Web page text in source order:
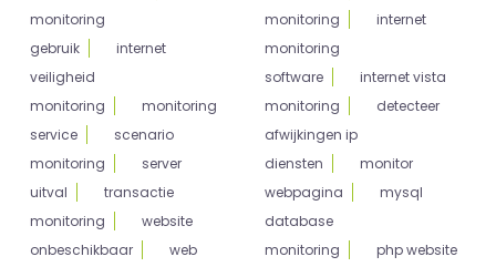
monitoring
gebruik
internet
veiligheid
monitoring
monitoring
service
scenario
monitoring
server
uitval
transactie
monitoring
website
onbeschikbaar
web
monitoring
internet
monitoring
software
internet vista
monitoring
detecteer
afwijkingen ip
diensten
monitor
webpagina
mysql
database
monitoring
php website